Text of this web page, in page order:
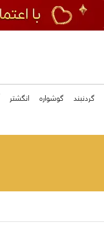
گردنبند گوشواره انگشتر